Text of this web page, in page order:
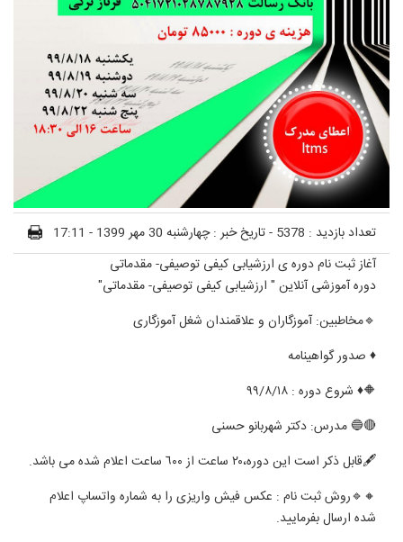
تعداد بازدید : 5378 -
تاریخ خبر : چهارشنبه 30 مهر 1399 - 17:11
آغاز ثبت نام دوره ی ارزشیابی کیفی توصیفی- مقدماتی
دوره آموزشی آنلاین " ارزشیابی کیفی توصیفی- مقدماتی"
🔹مخاطبین: آموزگاران و علاقمندان شغل آموزگاری
♦️ صدور گواهینامه
🔶♦️ شروع دوره : ٩٩/٨/١٨
🔴🔵 مدرس: دکتر شهربانو حسنی
🖋قابل ذکر است این دوره،٢٠ ساعت از ٦٠٠ ساعت اعلام شده می باشد.
🔸🔹روش ثبت نام : عکس فیش واریزی را به شماره واتساپ اعلام
شده ارسال بفرمایید.